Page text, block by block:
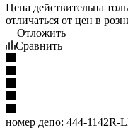
Цена действительна
отличаться от цен в
Отложить
Сравнить
номер депо: 444-1142R-